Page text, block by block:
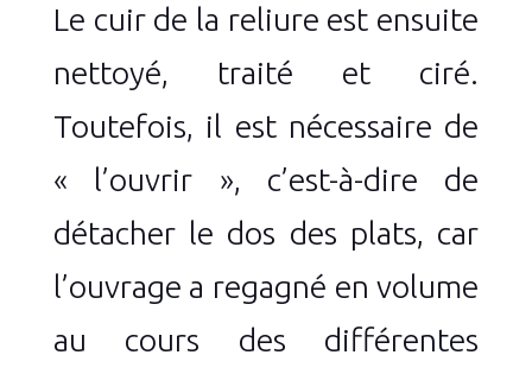
Le cuir de la reliure est ensuite
nettoyé, traité et ciré.
Toutefois, il est nécessaire de
« l’ouvrir », c’est-à-dire de
détacher le dos des plats, car
l’ouvrage a regagné en volume
au cours des différentes